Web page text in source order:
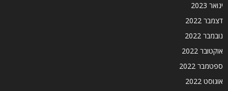
ינואר 2023
דצמבר 2022
נובמבר 2022
אוקטובר 2022
ספטמבר 2022
אוגוסט 2022